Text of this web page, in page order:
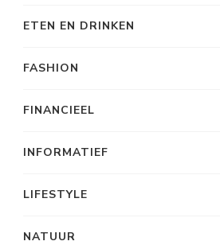
ETEN EN DRINKEN
FASHION
FINANCIEEL
INFORMATIEF
LIFESTYLE
NATUUR